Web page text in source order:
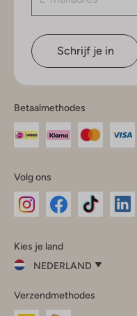
Schrijf je in
Betaalmethodes
Volg ons
InstagramFacebook
Kies je land
NEDERLAND
je
land
Verzendmethodes